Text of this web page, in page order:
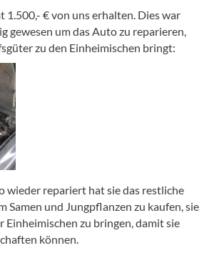
1.500,- € von uns erhalten. Dies war
gewesen um das Auto zu reparieren,
zu den Einheimischen bringt:
wieder repariert hat sie das restliche
Samen und Jungpflanzen zu kaufen, sie
Einheimischen zu bringen, damit sie
können.